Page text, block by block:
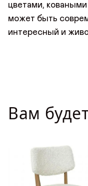
цветами,
может быть
интересный и
Вам